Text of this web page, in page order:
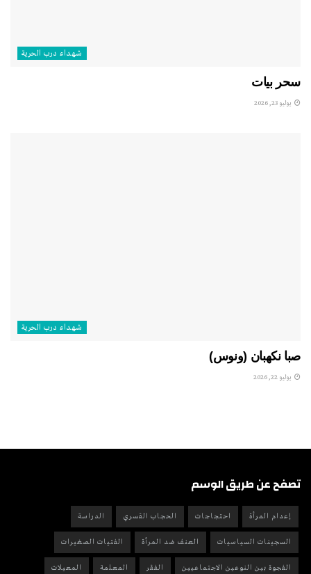
شهداء درب الحرية
سحر بيات
يوليو 23, 2026
شهداء درب الحرية
صبا نكهبان (ونوس)
يوليو 22, 2026
تصفح عن طريق الوسم
إعدام المرأة احتجاجات الحجاب القسري الدراسة
السجينات السياسيات العنف ضد المرأة الفتيات الصغيرات
الفجوة بين النوعين الاجتماعيين الفقر المعلمة المعيلات